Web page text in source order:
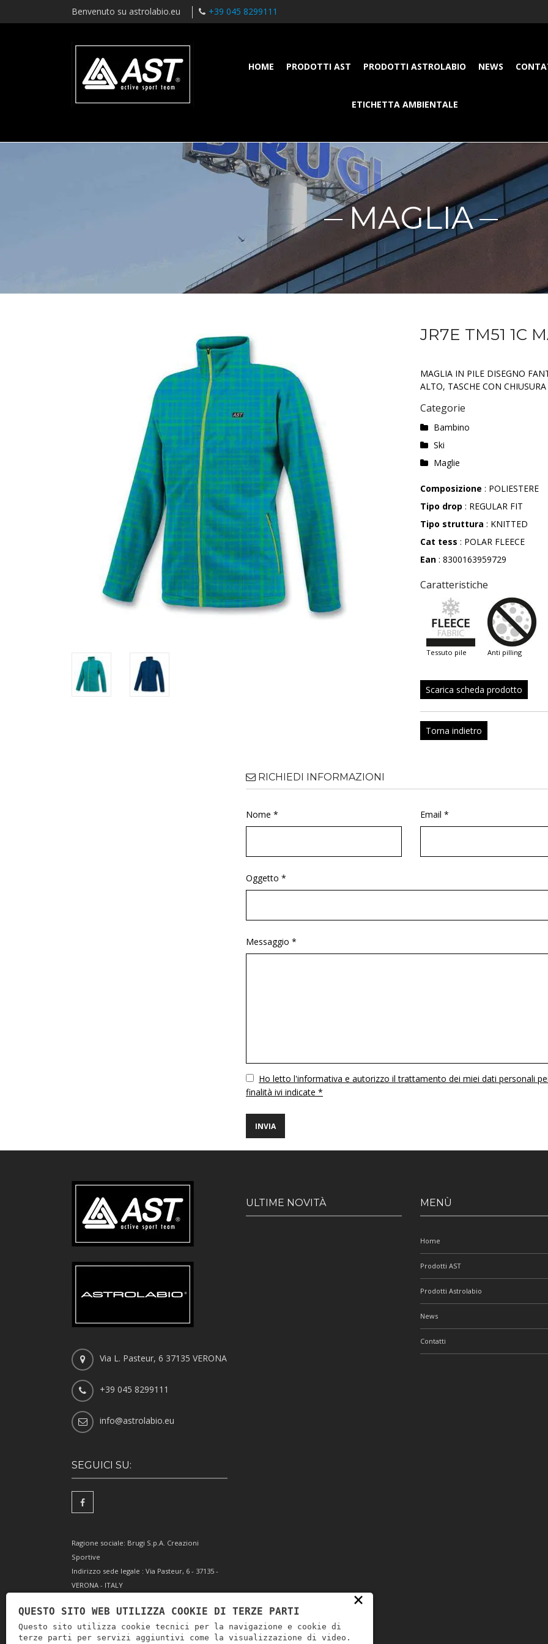
Benvenuto su astrolabio.eu +39 045 8299111
HOME PRODOTTI AST PRODOTTI ASTROLABIO NEWS
ETICHETTA AMBIENTALE
MAGLIA
JR7E TM51 1C
MAGLIA IN PILE DISEGNO
ALTO, TASCHE CON
Categorie
Bambino
Ski
Maglie
Composizione : POLIESTERE
Tipo drop : REGULAR FIT
Tipo struttura : KNITTED
Cat tess : POLAR FLEECE
Ean : 8300163959729
Caratteristiche
tessuto pile anti pilling
Scarica scheda prodotto
Torna indietro
RICHIEDI INFORMAZIONI
Nome * Email *
Oggetto *
Messaggio *
VuotoHo letto l'informativa e autorizzo il trattamento dei miei dati personali
finalità ivi indicate *
Via L. Pasteur, 6 37135 VERONA
+39 045 8299111
info@astrolabio.eu
SEGUICI SU:
Ragione sociale: Brugi S.p.A. Creazioni
Sportive
Indirizzo sede legale : Via Pasteur, 6 - 37135 -
VERONA - ITALY
Codice Fiscale e Iscrizione Reg. Impr. Verona
0051416 024 1
REA 166179 Verona -Cap. Soc. € 10.000.000 i.v. -
ULTIME NOVITÀ MENÙ
Home
Prodotti AST
Prodotti Astrolabio
News
Contatti
×
QUESTO SITO WEB UTILIZZA COOKIE DI TERZE PARTI
Questo sito utilizza cookie tecnici per la navigazione e cookie di
terze parti per servizi aggiuntivi come la visualizzazione di video.